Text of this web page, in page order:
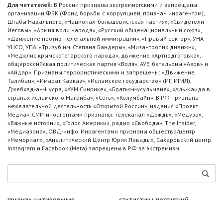
Для читателей: В России признаны экстремистскими и запрещены
организации ФБК (Фонд борьбы с коррупцией, признан иноагентом),
Штабы Навального, «Национал-большевистская партия», «Свидетели
Иеговы», «Армия воли народа», «Русский общенациональный союз»,
«Движение против нелегальной иммиграции», «Правый сектор», УНА-
УНСО, УПА, «Тризуб им. Степана Бандеры», «Мизантропик дивижн»,
«Меджлис крымскотатарского народа», движение «Артподготовка»,
общероссийская политическая партия «Воля», АУЕ, батальоны «Азов» и
«Айдар». Признаны террористическими и запрещены: «Движение
Талибан», «Имарат Кавказ», «Исламское государство» (ИГ, ИГИЛ),
Джебхад-ан-Нусра, «АУМ Синрике», «Братья-мусульмане», «Аль-Каида в
странах исламского Магриба», «Сеть», «Колумбайн». В РФ признана
нежелательной деятельность «Открытой России», издания «Проект
Медиа». СМИ-иноагентами признаны: телеканал «Дождь», «Медуза»,
«Важные истории», «Голос Америки», радио «Свобода», The Insider,
«Медиазона», ОВД-инфо. Иноагентами признаны общество/центр
«Мемориал», «Аналитический Центр Юрия Левады», Сахаровский центр.
Instagram и Facebook (Metа) запрещены в РФ за экстремизм.